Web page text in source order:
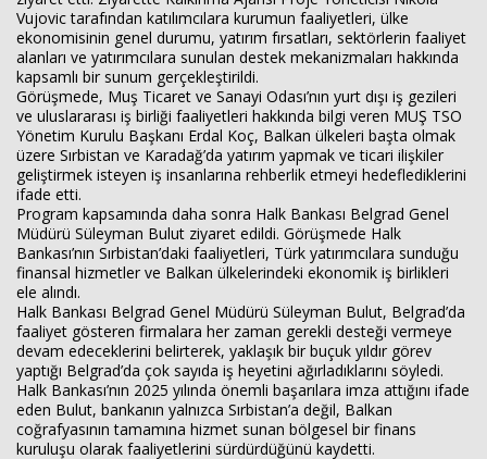
Vujovic tarafından katılımcılara kurumun faaliyetleri, ülke
ekonomisinin genel durumu, yatırım fırsatları, sektörlerin faaliyet
alanları ve yatırımcılara sunulan destek mekanizmaları hakkında
kapsamlı bir sunum gerçekleştirildi.
Görüşmede, Muş Ticaret ve Sanayi Odası’nın yurt dışı iş gezileri
ve uluslararası iş birliği faaliyetleri hakkında bilgi veren MUŞ TSO
Yönetim Kurulu Başkanı Erdal Koç, Balkan ülkeleri başta olmak
üzere Sırbistan ve Karadağ’da yatırım yapmak ve ticari ilişkiler
geliştirmek isteyen iş insanlarına rehberlik etmeyi hedeflediklerini
ifade etti.
Program kapsamında daha sonra Halk Bankası Belgrad Genel
Müdürü Süleyman Bulut ziyaret edildi. Görüşmede Halk
Bankası’nın Sırbistan’daki faaliyetleri, Türk yatırımcılara sunduğu
finansal hizmetler ve Balkan ülkelerindeki ekonomik iş birlikleri
ele alındı.
Halk Bankası Belgrad Genel Müdürü Süleyman Bulut, Belgrad’da
faaliyet gösteren firmalara her zaman gerekli desteği vermeye
devam edeceklerini belirterek, yaklaşık bir buçuk yıldır görev
yaptığı Belgrad’da çok sayıda iş heyetini ağırladıklarını söyledi.
Halk Bankası’nın 2025 yılında önemli başarılara imza attığını ifade
eden Bulut, bankanın yalnızca Sırbistan’a değil, Balkan
coğrafyasının tamamına hizmet sunan bölgesel bir finans
kuruluşu olarak faaliyetlerini sürdürdüğünü kaydetti.
Haberin Doğru Adresi.